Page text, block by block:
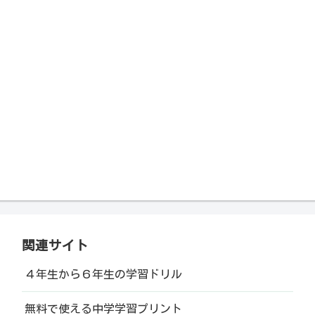
関連サイト
４年生から６年生の学習ドリル
無料で使える中学学習プリント